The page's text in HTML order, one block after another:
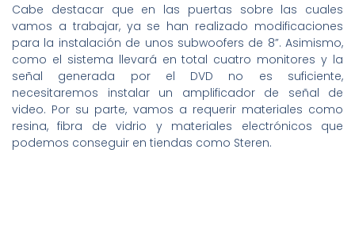
Cabe destacar que en las puertas sobre las cuales
vamos a trabajar, ya se han realizado modificaciones
para la instalación de unos subwoofers de 8”. Asimismo,
como el sistema llevará en total cuatro monitores y la
señal generada por el DVD no es suficiente,
necesitaremos instalar un amplificador de señal de
video. Por su parte, vamos a requerir materiales como
resina, fibra de vidrio y materiales electrónicos que
podemos conseguir en tiendas como Steren.